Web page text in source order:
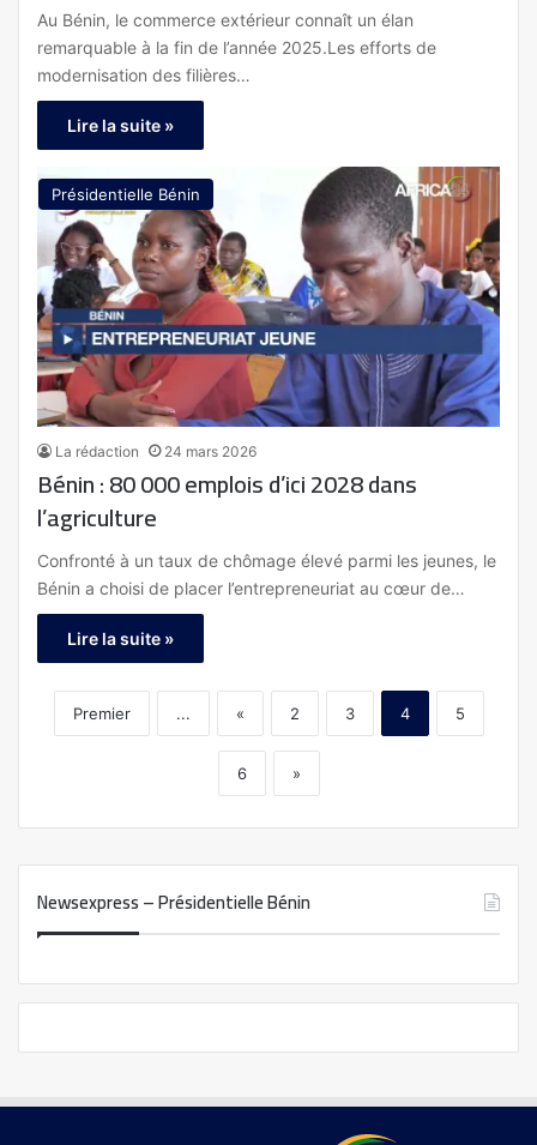
Au Bénin, le commerce extérieur connaît un élan
remarquable à la fin de l’année 2025.Les efforts de
modernisation des filières…
Lire la suite »
Présidentielle Bénin
La rédaction 24 mars 2026
Bénin : 80 000 emplois d’ici 2028 dans
l’agriculture
Confronté à un taux de chômage élevé parmi les jeunes, le
Bénin a choisi de placer l’entrepreneuriat au cœur de…
Lire la suite »
Premier ... « 2 3 4 5
6 »
Newsexpress – Présidentielle Bénin